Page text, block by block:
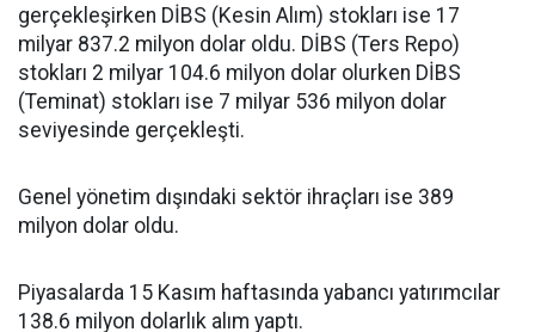
gerçekleşirken DİBS (Kesin Alım) stokları ise 17
milyar 837.2 milyon dolar oldu. DİBS (Ters Repo)
stokları 2 milyar 104.6 milyon dolar olurken DİBS
(Teminat) stokları ise 7 milyar 536 milyon dolar
seviyesinde gerçekleşti.
Genel yönetim dışındaki sektör ihraçları ise 389
milyon dolar oldu.
Piyasalarda 15 Kasım haftasında yabancı yatırımcılar
138.6 milyon dolarlık alım yaptı.